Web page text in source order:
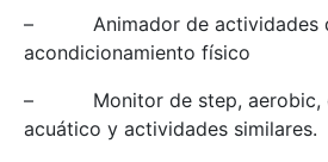
– Animador de actividades
acondicionamiento físico
– Monitor de step, aerobic,
acuático y actividades similares.